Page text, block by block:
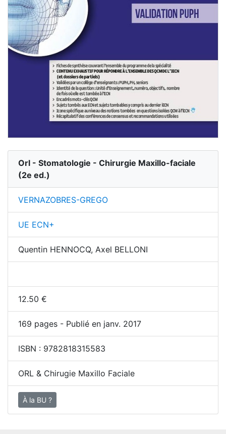
Orl - Stomatologie - Chirurgie Maxillo-faciale
(2e ed.)
VERNAZOBRES-GREGO
UE ECN+
Quentin HENNOCQ, Axel BELLONI
12.50 €
169 pages - Publié en janv. 2017
ISBN : 9782818315583
ORL & Chirugie Maxillo Faciale
À la BU ?